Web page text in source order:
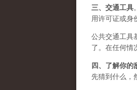
三、 交通工具
用许可证或身
公共交通工具
了。在任何情
四、 了解你的
先猜到什么，